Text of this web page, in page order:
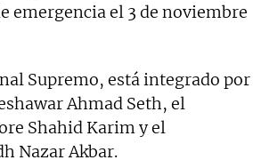
emergencia el 3 de noviembre
Supremo, está integrado por
Ahmad Seth, el
Shahid Karim y el
Nazar Akbar.